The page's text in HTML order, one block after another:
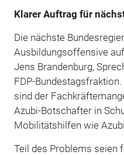
Klarer Auftrag für
Die nächste
Ausbildungsoffensive
Jens Brandenburg,
FDP-
sind der
Azubi-Botschafter in
Mobilitätshilfen wie
Teil des Problems seien